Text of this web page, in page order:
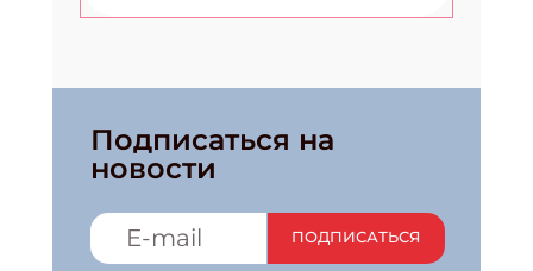
Подписаться на
новости
ПОДПИСАТЬСЯ